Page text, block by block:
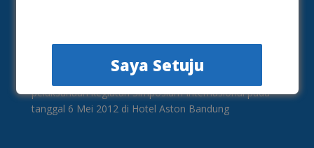
Laboratorium Medik yang semula bernama AIPTAKI
(Asosiasi Institusi Pendidikan Teinggi Analis
Kesehatan). Pembentukan asosiasi ini dimulai ketika
pelaksanaan kegiatan Simposium Internasional pada
tanggal 6 Mei 2012 di Hotel Aston Bandung
Saya Setuju